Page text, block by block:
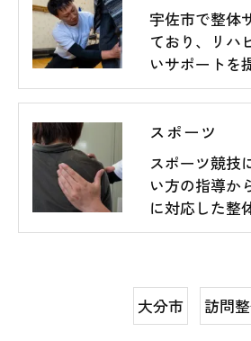
宇佐市で整体
ており、リハ
いサポートを
スポーツ
スポーツ競技
い方の指導か
に対応した整
大分市 訪問